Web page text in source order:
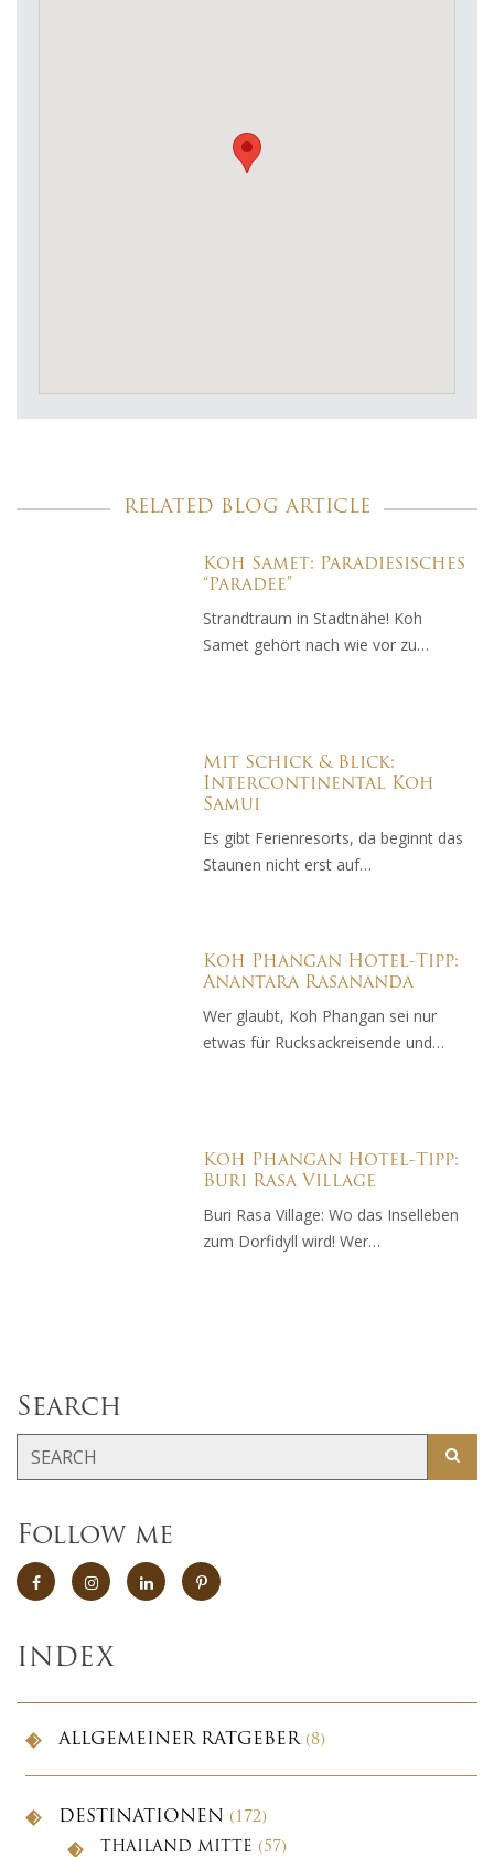
RELATED BLOG ARTICLE
Koh Samet: Paradiesisches
“Paradee”
Strandtraum in Stadtnähe! Koh
Samet gehört nach wie vor zu…
Mit Schick & Blick:
Intercontinental Koh
Samui
Es gibt Ferienresorts, da beginnt das
Staunen nicht erst auf…
Koh Phangan Hotel-Tipp:
Anantara Rasananda
Wer glaubt, Koh Phangan sei nur
etwas für Rucksackreisende und…
Koh Phangan Hotel-Tipp:
Buri Rasa Village
Buri Rasa Village: Wo das Inselleben
zum Dorfidyll wird! Wer…
Search
Follow me
INDEX
ALLGEMEINER RATGEBER(8)
DESTINATIONEN (172)
THAILAND MITTE (57)